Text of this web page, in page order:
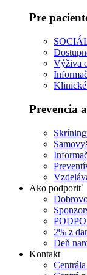
Pre
Výživa
Klinické
Prevencia
Ako podporiť
2% z
Deň
Kontakt